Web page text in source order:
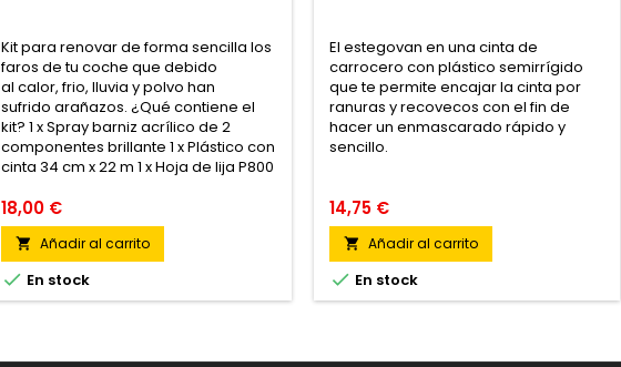
Kit para renovar de forma sencilla los
faros de tu coche que debido
al calor, frio, lluvia y polvo han
sufrido arañazos. ¿Qué contiene el
kit? 1 x Spray barniz acrílico de 2
componentes brillante 1 x Plástico con
cinta 34 cm x 22 m 1 x Hoja de lija P800
18,00 €
 Añadir al carrito
 En stock
El estegovan en una cinta de
carrocero con plástico semirrígido
que te permite encajar la cinta por
ranuras y recovecos con el fin de
hacer un enmascarado rápido y
sencillo.
14,75 €
 Añadir al carrito
 En stock